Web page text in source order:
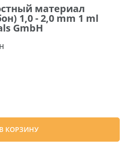
материал
1,0 - 2,0 mm 1 ml
GmbH
В КОРЗИНУ